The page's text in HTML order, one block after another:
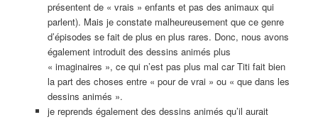
présentent de « vrais » enfants et pas des animaux qui
parlent). Mais je constate malheureusement que ce genre
d’épisodes se fait de plus en plus rares. Donc, nous avons
également introduit des dessins animés plus
« imaginaires », ce qui n’est pas plus mal car Titi fait bien
la part des choses entre « pour de vrai » ou « que dans les
dessins animés ».
je reprends également des dessins animés qu’il aurait